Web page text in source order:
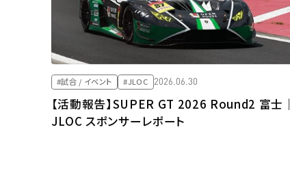
#試合 / イベント #JLOC 2026.06.30
【活動報告】SUPER GT 2026 Round2 富士｜
JLOC スポンサーレポート